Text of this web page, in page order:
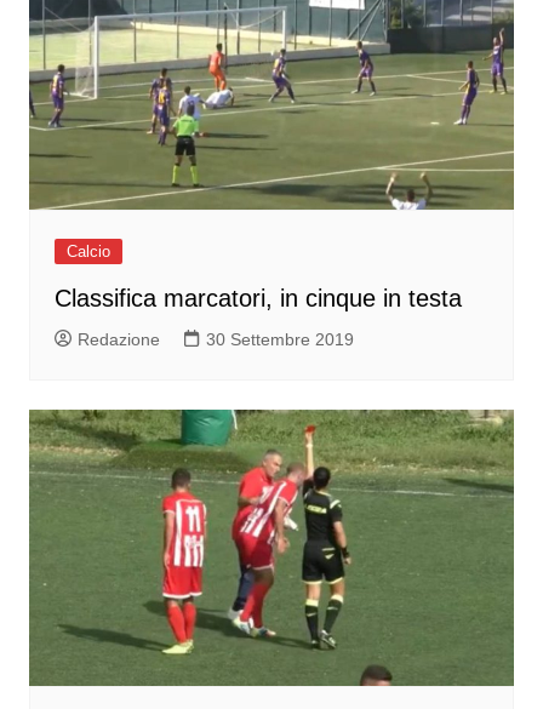
Calcio
Classifica marcatori, in cinque in testa
Redazione 30 Settembre 2019